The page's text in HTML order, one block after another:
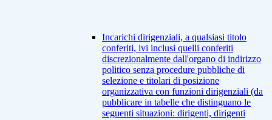
Incarichi dirigenziali, a qualsiasi titolo
conferiti, ivi inclusi quelli conferiti
discrezionalmente dall'organo di indirizzo
politico senza procedure pubbliche di
selezione e titolari di posizione
organizzativa con funzioni dirigenziali (da
pubblicare in tabelle che distinguano le
seguenti situazioni: dirigenti, dirigenti